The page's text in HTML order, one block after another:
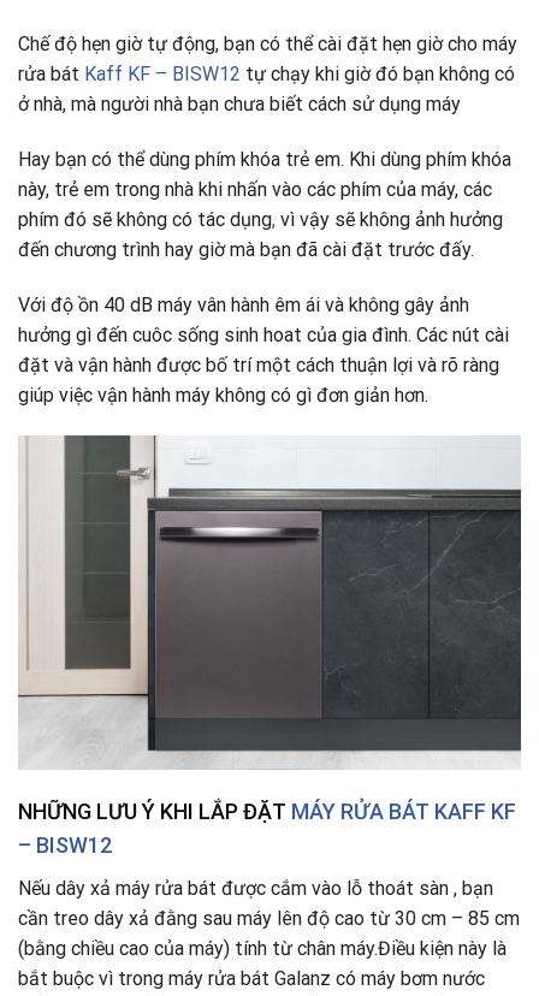
Chế độ hẹn giờ tự động, bạn có thể cài đặt hẹn giờ cho máy
rửa bát Kaff KF – BISW12 tự chạy khi giờ đó bạn không có
ở nhà, mà người nhà bạn chưa biết cách sử dụng máy
Hay bạn có thể dùng phím khóa trẻ em. Khi dùng phím khóa
này, trẻ em trong nhà khi nhấn vào các phím của máy, các
phím đó sẽ không có tác dụng, vì vậy sẽ không ảnh hưởng
đến chương trình hay giờ mà bạn đã cài đặt trước đấy.
Với độ ồn 40 dB máy vân hành êm ái và không gây ảnh
hưởng gì đến cuôc sống sinh hoat của gia đình. Các nút cài
đặt và vận hành được bố trí một cách thuận lợi và rõ ràng
giúp việc vận hành máy không có gì đơn giản hơn.
NHỮNG LƯU Ý KHI LẮP ĐẶT MÁY RỬA BÁT KAFF KF
– BISW12
Nếu dây xả máy rửa bát được cắm vào lỗ thoát sàn , bạn
cần treo dây xả đằng sau máy lên độ cao từ 30 cm – 85 cm
(bằng chiều cao của máy) tính từ chân máy.Điều kiện này là
bắt buộc vì trong máy rửa bát Galanz có máy bơm nước